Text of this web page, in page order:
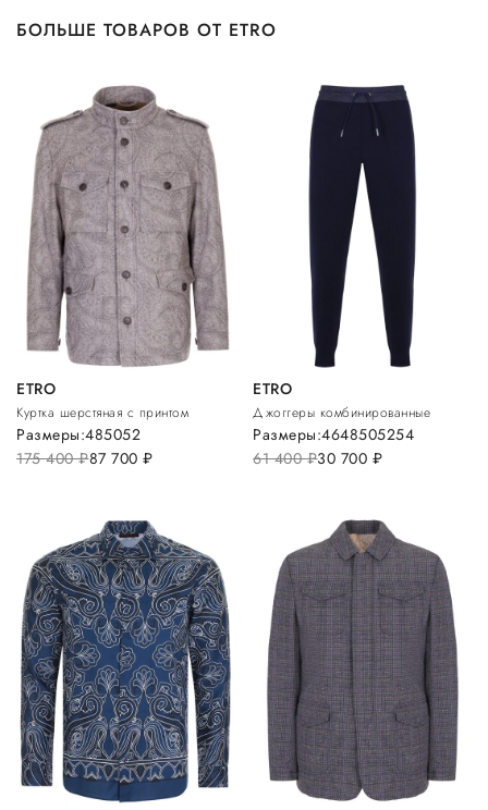
БОЛЬШЕ ТОВАРОВ ОТ ETRO
ETRO
Куртка шерстяная с принтом
175 400руб.87 700 руб.
Размеры:485052
ETRO
Джоггеры комбинированные
61 400руб.30 700 руб.
Размеры:4648505254